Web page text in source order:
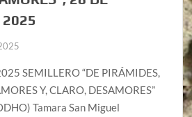
2025
SEMILLERO “DE PIRÁMIDES,
Y, CLARO, DESAMORES”
Tamara San Miguel